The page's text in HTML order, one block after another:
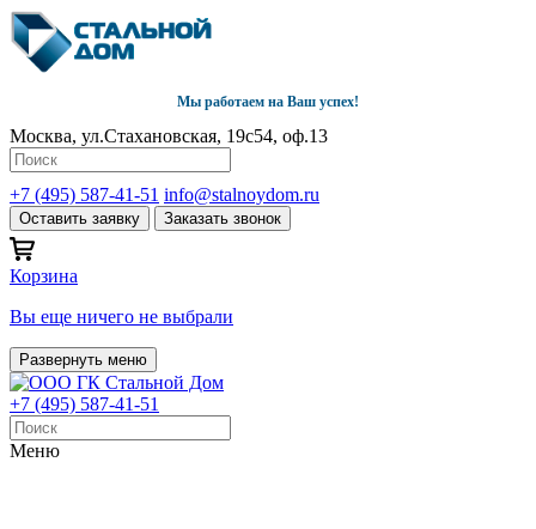
Мы работаем на Ваш успех!
Москва, ул.Стахановская, 19с54, оф.13
+7 (495) 587-41-51 info@stalnoydom.ru
Оставить заявку Заказать звонок
Корзина
Вы еще ничего не выбрали
Развернуть меню
+7 (495) 587-41-51
Меню